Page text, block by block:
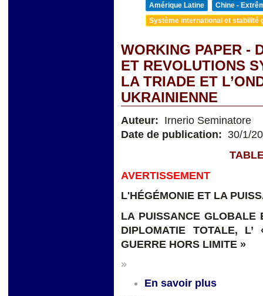
Amérique Latine
Chine -
Système international et stabilité
WORKING PAPER -
ET REVOLUTIONS
LA TRIADE ET
UKRAINIENNE
Auteur: Irnerio Seminatore
Date de publication: 30/1/
AVERTISSEMENT
L'HÉGÉMONIE ET LA
LA PUISSANCE GLOBALE
DIPLOMATIE TOTALE,
GUERRE HORS LIMITE »
»
En savoir plus